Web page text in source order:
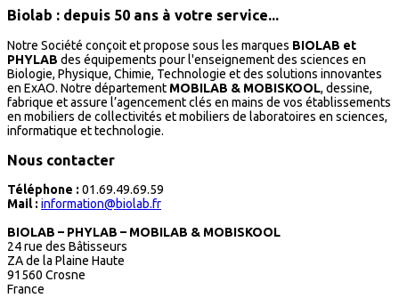
Biolab : depuis 50 ans à votre service...
Notre Société conçoit et propose sous les marques BIOLAB et
PHYLAB des équipements pour l'enseignement des sciences en
Biologie, Physique, Chimie, Technologie et des solutions innovantes
en ExAO. Notre département MOBILAB & MOBISKOOL, dessine,
fabrique et assure l’agencement clés en mains de vos établissements
en mobiliers de collectivités et mobiliers de laboratoires en sciences,
informatique et technologie.
Nous contacter
Téléphone : 01.69.49.69.59
Mail : information@biolab.fr
BIOLAB – PHYLAB – MOBILAB & MOBISKOOL
24 rue des Bâtisseurs
ZA de la Plaine Haute
91560 Crosne
France